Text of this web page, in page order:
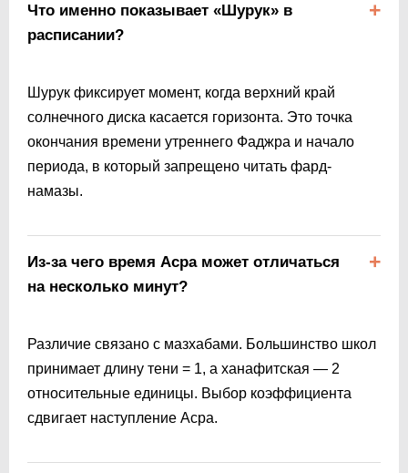
Что именно показывает «Шурук» в
расписании?
Шурук фиксирует момент, когда верхний край
солнечного диска касается горизонта. Это точка
окончания времени утреннего Фаджра и начало
периода, в который запрещено читать фард-
намазы.
Из-за чего время Асра может отличаться
на несколько минут?
Различие связано с мазхабами. Большинство школ
принимает длину тени = 1, а ханафитская — 2
относительные единицы. Выбор коэффициента
сдвигает наступление Асра.